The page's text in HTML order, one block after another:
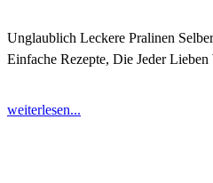
Unglaublich Leckere Pralinen
Einfache Rezepte, Die Jeder
weiterlesen...